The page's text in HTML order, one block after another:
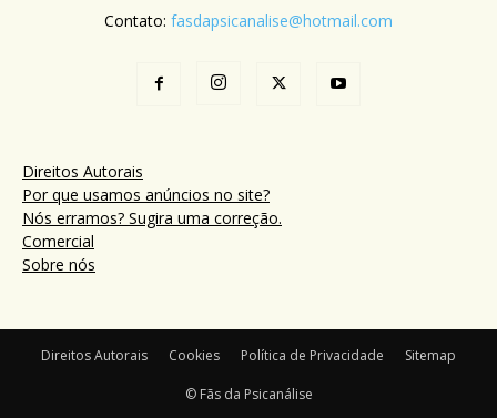
Contato: fasdapsicanalise@hotmail.com
Direitos Autorais
Por que usamos anúncios no site?
Nós erramos? Sugira uma correção.
Comercial
Sobre nós
Direitos Autorais Cookies Política de Privacidade Sitemap
© Fãs da Psicanálise